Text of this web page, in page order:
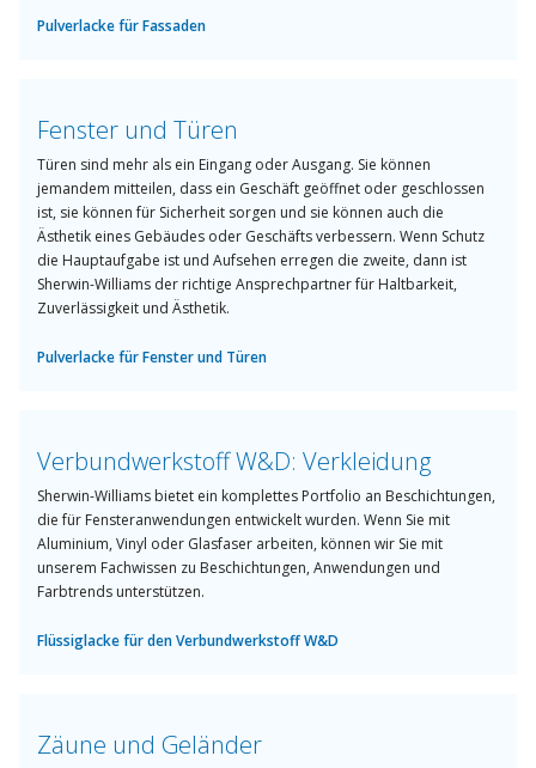
Pulverlacke für Fassaden
Fenster und Türen
Türen sind mehr als ein Eingang oder Ausgang. Sie können
jemandem mitteilen, dass ein Geschäft geöffnet oder geschlossen
ist, sie können für Sicherheit sorgen und sie können auch die
Ästhetik eines Gebäudes oder Geschäfts verbessern. Wenn Schutz
die Hauptaufgabe ist und Aufsehen erregen die zweite, dann ist
Sherwin-Williams der richtige Ansprechpartner für Haltbarkeit,
Zuverlässigkeit und Ästhetik.
Pulverlacke für Fenster und Türen
Verbundwerkstoff W&D: Verkleidung
Sherwin-Williams bietet ein komplettes Portfolio an Beschichtungen,
die für Fensteranwendungen entwickelt wurden. Wenn Sie mit
Aluminium, Vinyl oder Glasfaser arbeiten, können wir Sie mit
unserem Fachwissen zu Beschichtungen, Anwendungen und
Farbtrends unterstützen.
Flüssiglacke für den Verbundwerkstoff W&D
Zäune und Geländer